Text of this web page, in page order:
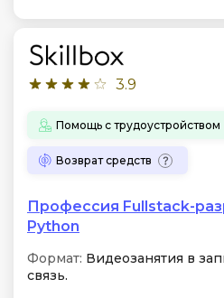
3.9
Помощь с трудоустройством
Возврат средств
Профессия Fullstack-
Python
Формат: Видеозанятия в
связь.